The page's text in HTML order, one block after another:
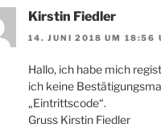
Kirstin Fiedler
14. JUNI 2018 UM 18:56
Hallo, ich habe mich
ich keine
„Eintrittscode“.
Gruss Kirstin Fiedler